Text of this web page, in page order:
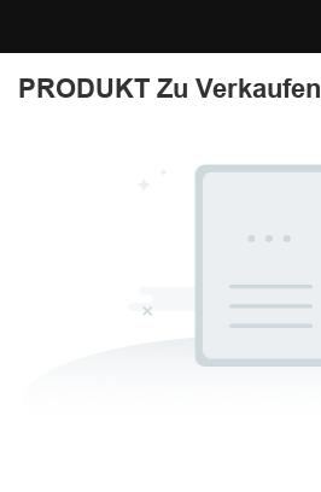
PRODUKT Zu Verkaufen